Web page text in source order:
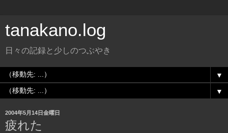
tanakano.log
日々の記録と少しのつぶやき
▼
▼
2004年5月14日金曜日
疲れた